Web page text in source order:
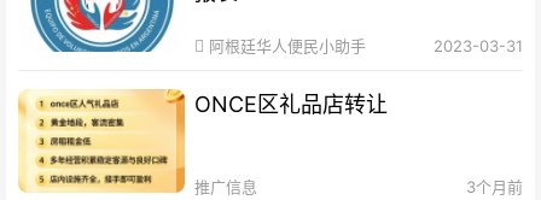
阿根廷华人便民小助手 2023-03-31
ONCE区礼品店转让
推广信息 3个月前